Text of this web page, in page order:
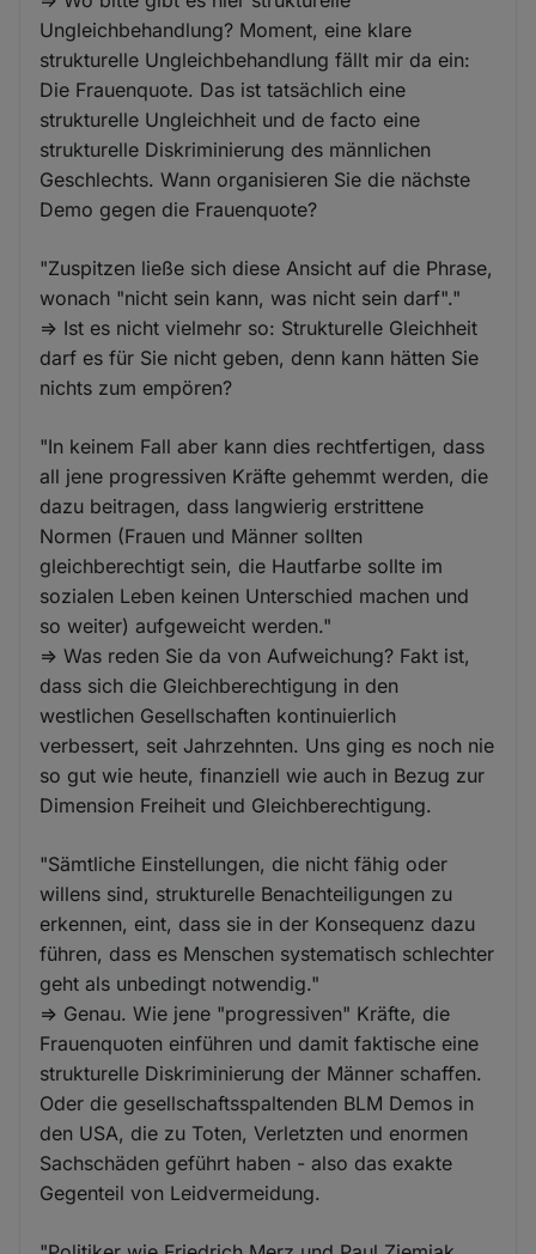
Ungleichbehandlung? Moment, eine klare
strukturelle Ungleichbehandlung fällt mir da ein:
Die Frauenquote. Das ist tatsächlich eine
strukturelle Ungleichheit und de facto eine
strukturelle Diskriminierung des männlichen
Geschlechts. Wann organisieren Sie die nächste
Demo gegen die Frauenquote?
"Zuspitzen ließe sich diese Ansicht auf die Phrase,
wonach "nicht sein kann, was nicht sein darf"."
=> Ist es nicht vielmehr so: Strukturelle Gleichheit
darf es für Sie nicht geben, denn kann hätten Sie
nichts zum empören?
"In keinem Fall aber kann dies rechtfertigen, dass
all jene progressiven Kräfte gehemmt werden, die
dazu beitragen, dass langwierig erstrittene
Normen (Frauen und Männer sollten
gleichberechtigt sein, die Hautfarbe sollte im
sozialen Leben keinen Unterschied machen und
so weiter) aufgeweicht werden."
=> Was reden Sie da von Aufweichung? Fakt ist,
dass sich die Gleichberechtigung in den
westlichen Gesellschaften kontinuierlich
verbessert, seit Jahrzehnten. Uns ging es noch nie
so gut wie heute, finanziell wie auch in Bezug zur
Dimension Freiheit und Gleichberechtigung.
"Sämtliche Einstellungen, die nicht fähig oder
willens sind, strukturelle Benachteiligungen zu
erkennen, eint, dass sie in der Konsequenz dazu
führen, dass es Menschen systematisch schlechter
geht als unbedingt notwendig."
=> Genau. Wie jene "progressiven" Kräfte, die
Frauenquoten einführen und damit faktische eine
strukturelle Diskriminierung der Männer schaffen.
Oder die gesellschaftsspaltenden BLM Demos in
den USA, die zu Toten, Verletzten und enormen
Sachschäden geführt haben - also das exakte
Gegenteil von Leidvermeidung.